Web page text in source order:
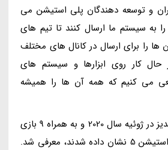
و توسعه دهندگان پلی استیشن می
به سیستم ما ارسال کنند تا تیم های
ها را برای ارسال در کانال های مختلف
حال کار روی ابزارها و سیستم های
می کنیم که همه آن ها را همیشه
ابتکار پلی استیشن ایندیز در ژوئیه سال 2020 و به همراه 9 بازی
مستقلی که برای پلی استیشن 5 نشان داده شدند، معرفی شد.